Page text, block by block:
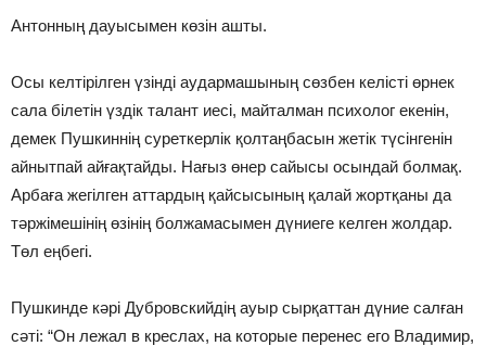
Антонның дауысымен көзін ашты.
Осы келтірілген үзінді аудармашының сөзбен келісті өрнек
сала білетін үздік талант иесі, майталман психолог екенін,
демек Пушкиннің суреткерлік қолтаңбасын жетік түсінгенін
айнытпай айғақтайды. Нағыз өнер сайысы осындай болмақ.
Арбаға жегілген аттардың қайсысының қалай жортқаны да
тәржімешінің өзінің болжамасымен дүниеге келген жолдар.
Төл еңбегі.
Пушкинде кәрі Дубровскийдің ауыр сырқаттан дүние салған
сәті: “Он лежал в креслах, на которые перенес его Владимир,